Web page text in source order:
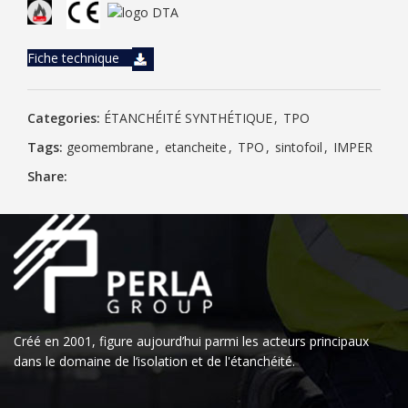
Fiche technique
Categories: ÉTANCHÉITÉ SYNTHÉTIQUE, TPO
Tags: geomembrane , etancheite , TPO , sintofoil , IMPER
Share:
Créé en 2001, figure aujourd’hui parmi les acteurs principaux
dans le domaine de l‘isolation et de l'étanchéité.